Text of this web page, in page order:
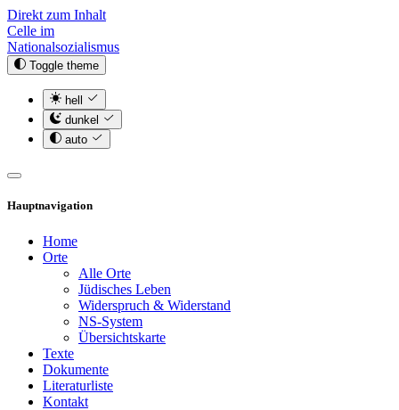
Direkt zum Inhalt
Celle im
Nationalsozialismus
Toggle theme
hell
dunkel
auto
Hauptnavigation
Home
Orte
Alle Orte
Jüdisches Leben
Widerspruch & Widerstand
NS-System
Übersichtskarte
Texte
Dokumente
Literaturliste
Kontakt